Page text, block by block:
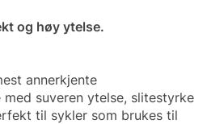
og høy ytelse.
annerkjente
med suveren ytelse, slitestyrke
til sykler som brukes til